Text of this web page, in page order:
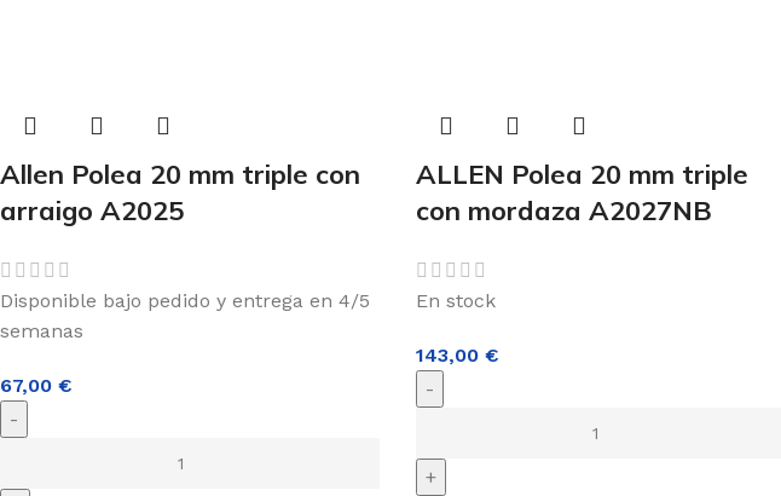
Allen Polea 20 mm triple con
arraigo A2025
Disponible bajo pedido y entrega en 4/5
semanas
67,00 €
-
ALLEN Polea 20 mm triple
con mordaza A2027NB
En stock
143,00 €
-
+